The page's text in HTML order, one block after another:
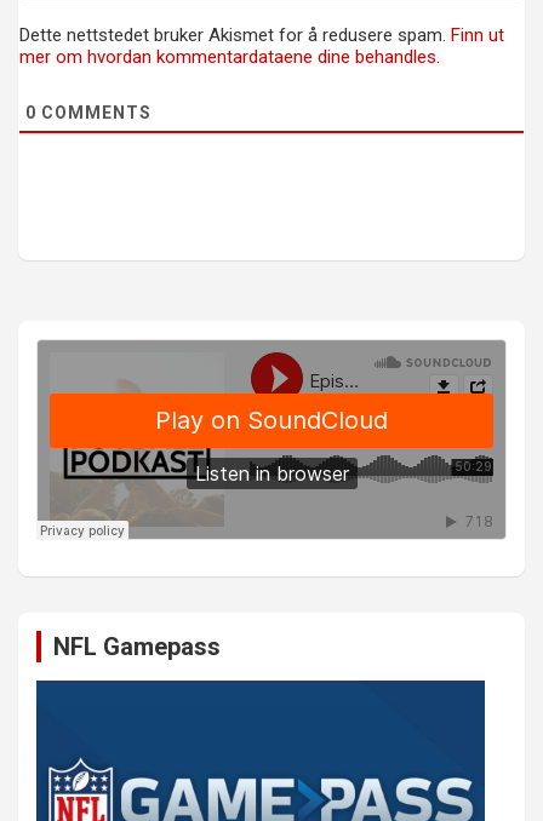
Dette nettstedet bruker Akismet for å redusere spam. Finn ut
mer om hvordan kommentardataene dine behandles.
0 COMMENTS
NFL Gamepass